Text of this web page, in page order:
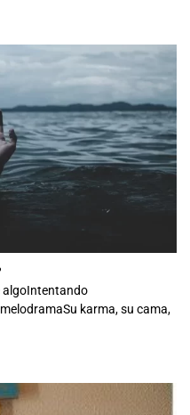
algoIntentando
karma, su cama,